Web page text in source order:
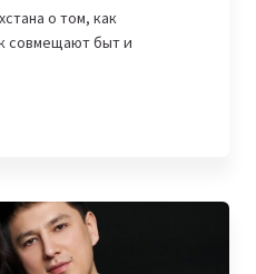
о том, как
совмещают быт и